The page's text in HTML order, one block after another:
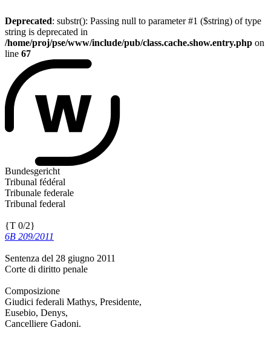
Deprecated: substr(): Passing null to parameter #1 ($string) of type
string is deprecated in
/home/proj/pse/www/include/pub/class.cache.show.entry.php on
line 67
Bundesgericht
Tribunal fédéral
Tribunale federale
Tribunal federal
{T 0/2}
6B 209/2011
Sentenza del 28 giugno 2011
Corte di diritto penale
Composizione
Giudici federali Mathys, Presidente,
Eusebio, Denys,
Cancelliere Gadoni.